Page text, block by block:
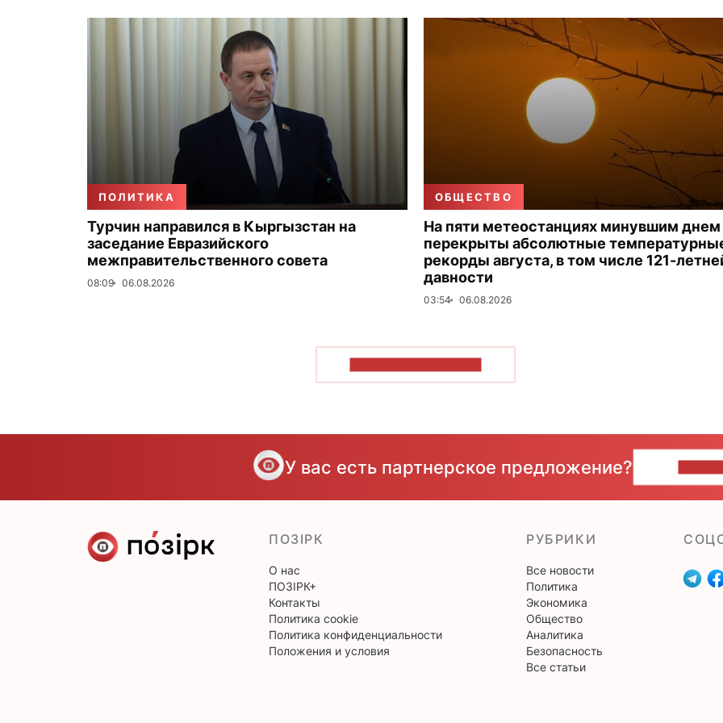
ПОЛИТИКА
Турчин направился в Кыргызстан на
заседание Евразийского
межправительственного совета
08:09 06.08.2026
ОБЩЕСТВО
На пяти метеостанциях минувшим днем
перекрыты абсолютные
рекорды августа, в том числе 121-
давности
03:54 06.08.2026
У вас есть партнерское предложение?
ПОЗІРК
О нас
ПОЗІРК+
Контакты
Политика cookie
Политика конфиденциальности
Положения и условия
РУБРИКИ
Все новости
Политика
Экономика
Общество
Аналитика
Безопасность
Все статьи